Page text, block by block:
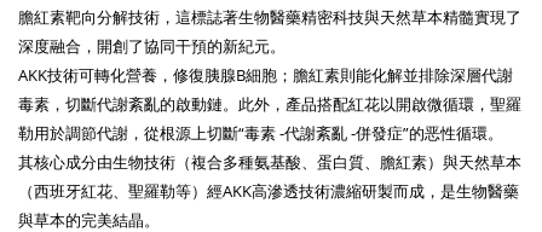
膽紅素靶向分解技術，這標誌著生物醫藥精密科技與天然草本精髓實現了
深度融合，開創了協同干預的新紀元。
AKK技術可轉化營養，修復胰腺B細胞；膽紅素則能化解並排除深層代謝
毒素，切斷代謝紊亂的啟動鏈。此外，產品搭配紅花以開啟微循環，聖羅
勒用於調節代謝，從根源上切斷“毒素 -代謝紊亂 -併發症”的恶性循環。
其核心成分由生物技術（複合多種氨基酸、蛋白質、膽紅素）與天然草本
（西班牙紅花、聖羅勒等）經AKK高滲透技術濃縮研製而成，是生物醫藥
與草本的完美結晶。